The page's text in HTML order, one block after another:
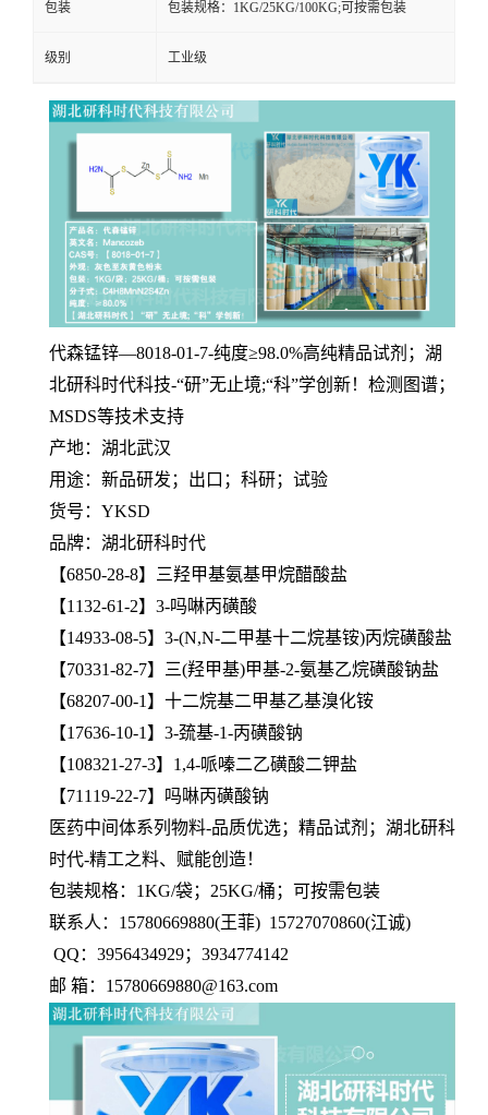
包装 包装规格：1KG/25KG/100KG;可按需包装
级别 工业级
代森锰锌—8018-01-7-纯度≥98.0%高纯精品试剂；湖
北研科时代科技-“研”无止境;“科”学创新！检测图谱；
MSDS等技术支持
产地：湖北武汉
用途：新品研发；出口；科研；试验
货号：YKSD
品牌：湖北研科时代
【6850-28-8】三羟甲基氨基甲烷醋酸盐
【1132-61-2】3-吗啉丙磺酸
【14933-08-5】3-(N,N-二甲基十二烷基铵)丙烷磺酸盐
【70331-82-7】三(羟甲基)甲基-2-氨基乙烷磺酸钠盐
【68207-00-1】十二烷基二甲基乙基溴化铵
【17636-10-1】3-巯基-1-丙磺酸钠
【108321-27-3】1,4-哌嗪二乙磺酸二钾盐
【71119-22-7】吗啉丙磺酸钠
医药中间体系列物料-品质优选；精品试剂；湖北研科
时代-精工之料、赋能创造！
包装规格：1KG/袋；25KG/桶；可按需包装
联系人：15780669880(王菲) 15727070860(江诚)
QQ：3956434929；3934774142
邮 箱：15780669880@163.com